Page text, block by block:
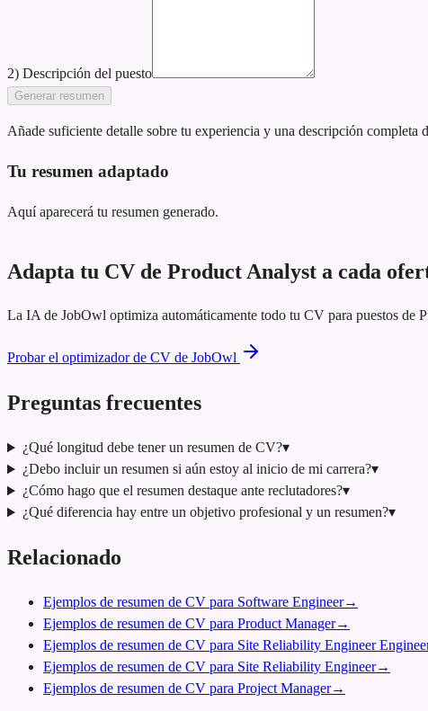
2) Descripción del puesto
Generar resumen
Añade suficiente detalle sobre tu experiencia y una descripción completa
Tu resumen adaptado
Aquí aparecerá tu resumen generado.
Adapta tu CV de Product Analyst a cada
La IA de JobOwl optimiza automáticamente todo tu CV para puestos de
Probar el optimizador de CV de JobOwl
Preguntas frecuentes
¿Qué longitud debe tener un resumen de CV?▾
¿Debo incluir un resumen si aún estoy al inicio de mi carrera?▾
¿Cómo hago que el resumen destaque ante reclutadores?▾
¿Qué diferencia hay entre un objetivo profesional y un resumen?▾
Relacionado
Ejemplos de resumen de CV para Software Engineer→
Ejemplos de resumen de CV para Product Manager→
Ejemplos de resumen de CV para Site Reliability Engineer
Ejemplos de resumen de CV para Site Reliability Engineer→
Ejemplos de resumen de CV para Project Manager→